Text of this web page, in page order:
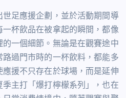
足應援企劃，並於活動期間導
杯飲品在被拿起的瞬間，都像
一個細節。無論是在觀賽途中
過門市時的一杯飲料，都能多
援不只存在於球場，而是延伸
季主打「爆打檸檬系列」，也在